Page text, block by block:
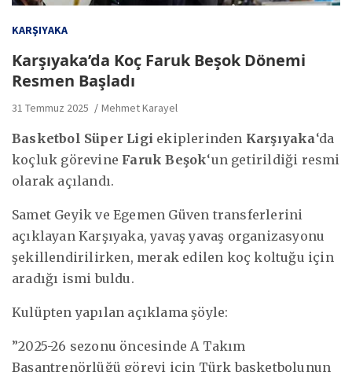
KARŞIYAKA
Karşıyaka’da Koç Faruk Beşok Dönemi
Resmen Başladı
31 Temmuz 2025 Mehmet Karayel
Basketbol Süper Ligi ekiplerinden Karşıyaka‘da
koçluk görevine Faruk Beşok‘un getirildiği resmi
olarak açılandı.
Samet Geyik ve Egemen Güven transferlerini
açıklayan Karşıyaka, yavaş yavaş organizasyonu
şekillendirilirken, merak edilen koç koltuğu için
aradığı ismi buldu.
Kulüpten yapılan açıklama şöyle:
”2025-26 sezonu öncesinde A Takım
Başantrenörlüğü görevi için Türk basketbolunun